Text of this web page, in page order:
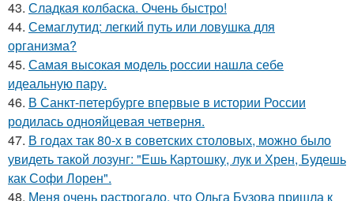
43. Сладкая колбаска. Очень быстро!
44. Семаглутид: легкий путь или ловушка для
организма?
45. Самая высокая модель россии нашла себе
идеальную пару.
46. В Санкт-петербурге впервые в истории России
родилась однояйцевая четверня.
47. В годах так 80-х в советских столовых, можно было
увидеть такой лозунг: "Ешь Картошку, лук и Хрен, Будешь
как Софи Лорен".
48. Меня очень растрогало, что Ольга Бузова пришла к